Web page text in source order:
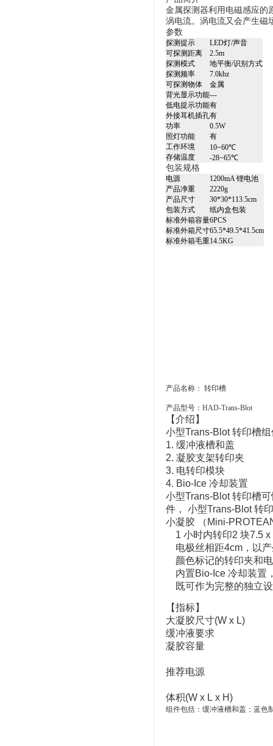
金属探测器利用电磁感应的
涡电流。涡电流又会产生磁
参数
探测提示
LED灯/声音
可探测距离
2.5m
探测模式
地平衡/识别方式
探测频率
7.0khz
可探测物体
金属
背光显示功能---
低电提示功能有
外接耳机插孔有
功率
0.5W
照灯功能
有
工作环境
10~60℃
存储温度
-28~65℃
包装规格
电源
1200mA 锂电池
产品净重
2220g
产品尺寸
30*30*113.5cm
包装方式
纸内盒包装
标准外箱容量6PCS
标准外箱尺寸65.5*49.5*41.5cm
标准外箱毛重14.5KG
产品名称： 转印槽
产品型号：HAD-Trans-Blot
【介绍】
小型Trans-Blot 转印槽组
1. 缓冲液槽和盖
2. 凝胶支架转印夹
3. 电转印模块
4. Bio-Ice 冷却装置
小型Trans-Blot 转印槽
件， 小型Trans-Blot 转
小凝胶 （Mini-
1 小时内转印2 块7.5
电极丝相距4cm，以
颜色标记的转印夹和
内置Bio-Ice 冷却装置
既可作为完整的独立
【指标】
大凝胶尺寸(W x L)
缓冲液要求
凝胶容量
推荐电源
体积(W x L x H)
组件包括：缓冲液槽和盖；蓝色